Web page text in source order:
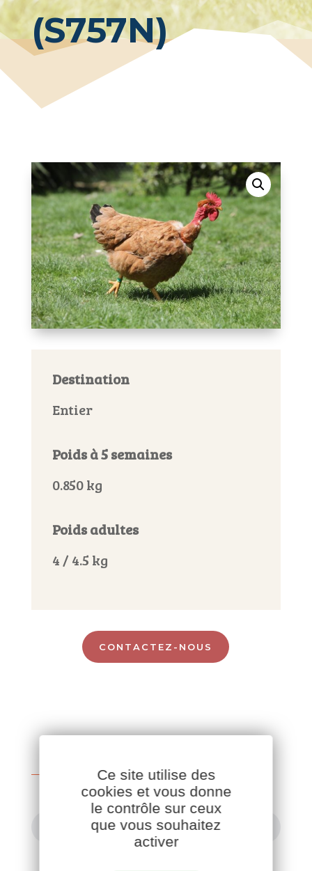
(S757N)
Destination
Entier
Poids à 5 semaines
0.850 kg
Poids adultes
4 / 4.5 kg
CONTACTEZ-NOUS
TOUTES NOS VOLAILLES FERMIÈRES
Ce site utilise des
cookies et vous donne
le contrôle sur ceux
que vous souhaitez
activer